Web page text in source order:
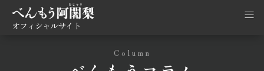
オフィシャルサイト
Column